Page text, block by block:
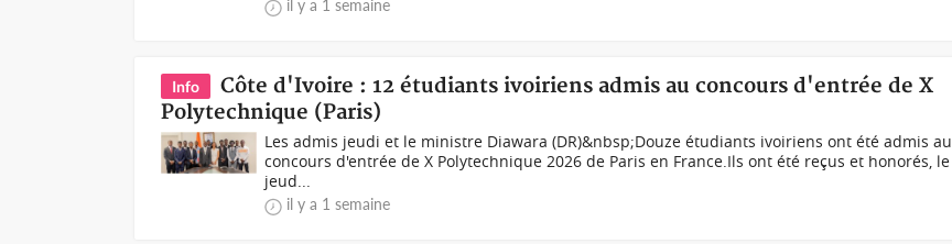
il y a 1 semaine
Info
Côte d'Ivoire : 12 étudiants ivoiriens admis au concours d'entrée de X
Polytechnique (Paris)
Les admis jeudi et le ministre Diawara (DR)&nbsp;Douze étudiants ivoiriens ont été admis au
concours d'entrée de X Polytechnique 2026 de Paris en France.Ils ont été reçus et honorés, le
jeud...
il y a 1 semaine